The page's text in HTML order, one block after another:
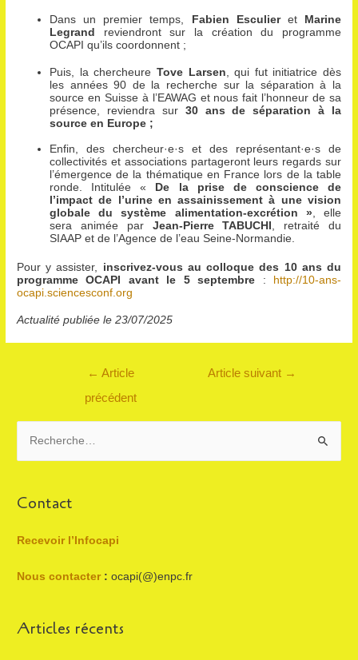
Dans un premier temps, Fabien Esculieret
Marine
Legrand reviendront sur la création du programme
OCAPI qu’ils coordonnent ;
Puis, la chercheure Tove Larsen , qui fut initiatrice dès
les années 90 de la recherche sur la séparation à la
source en Suisse à l’EAWAG et nous fait l’honneur de sa
présence, reviendra sur 30 ans de séparation à la
source en Europe ;
Enfin, des chercheur·e·s et des représentant·e·s de
collectivités et associations partageront leurs regards sur
l’émergence de la thématique en France lors de la table
ronde. Intitulée « De la prise de conscience de
l’impact de l’urine en assainissement à une vision
globale du système alimentation-excrétion », elle
sera animée par Jean-Pierre TABUCHI , retraité du
SIAAP et de l’Agence de l’eau Seine-Normandie.
Pour y assister, inscrivez-vous au colloque des 10 ans du
programme OCAPI avant le 5 septembre :
http://10-ans-
ocapi.sciencesconf.org
Actualité publiée le 23/07/2025
Navigation
l’article
← Article
précédent
Article suivant →
h
r
h
r
Contact
Recevoir l’Infocapi
Nous contacter :ocapi(@)enpc.fr
Articles récents